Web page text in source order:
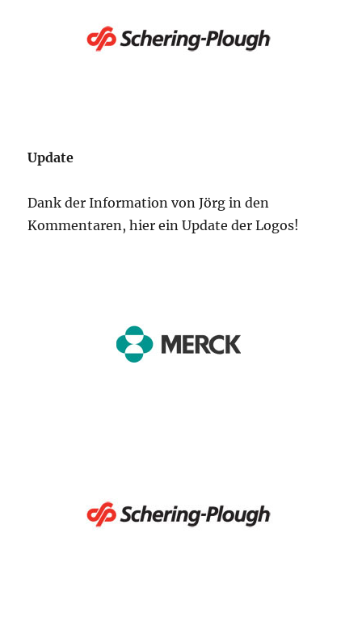
Update
Dank der Information von Jörg in den
Kommentaren, hier ein Update der Logos!